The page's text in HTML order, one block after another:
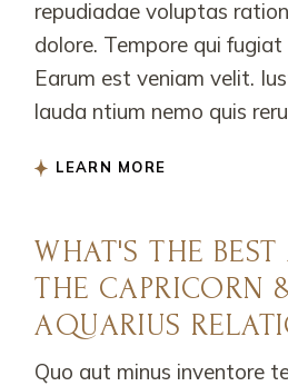
repudiadae voluptas
dolore. Tempore qui
Earum est veniam velit.
lauda ntium nemo quis
LEARN MORE
WHAT'S THE BEST
THE CAPRICORN
AQUARIUS
Quo aut minus inventore